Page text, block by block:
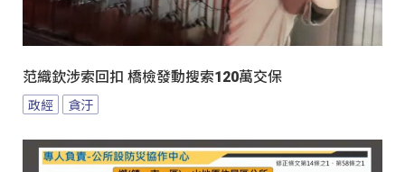
范織欽涉索回扣 橋檢發動搜索120萬交保
政經 貪汙